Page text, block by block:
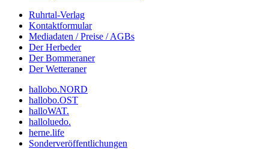
Ruhrtal-Verlag
Kontaktformular
Mediadaten / Preise / AGBs
Der Herbeder
Der Bommeraner
Der Wetteraner
hallobo.NORD
hallobo.OST
halloWAT.
halloluedo.
herne.life
Sonderveröffentlichungen